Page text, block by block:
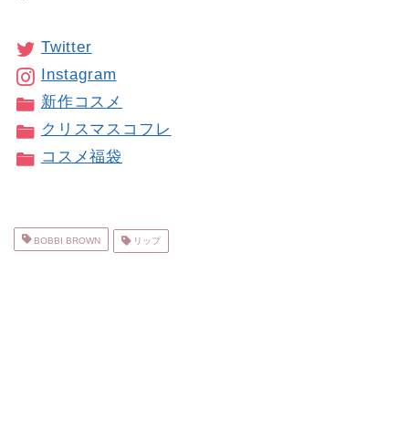
Twitter
Instagram
新作コスメ
クリスマスコフレ
コスメ福袋
BOBBI BROWN リップ